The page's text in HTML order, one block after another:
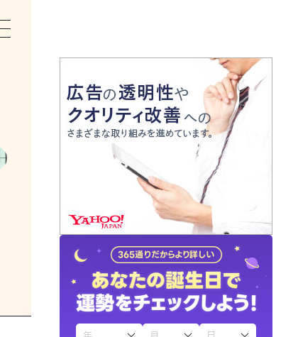
トップ
ユーザーの声
占いの流れ
おすすめの占い師
よくある質問